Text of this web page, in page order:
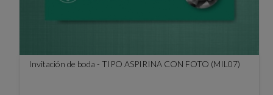
Invitación de boda - TIPO ASPIRINA CON FOTO (MIL07)